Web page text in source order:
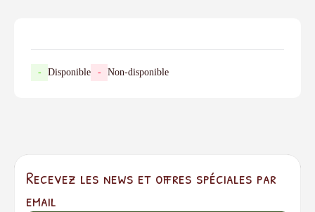
- Disponible - Non-disponible
Recevez les news et offres spéciales par
email